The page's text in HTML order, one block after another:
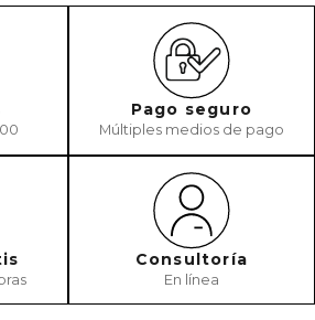
Pago seguro
Múltiples medios de pago
Consultoría
En línea